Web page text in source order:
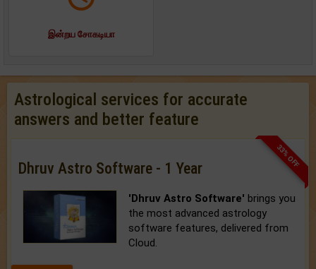
இன்றய சோகடியா
Astrological services for accurate
answers and better feature
33% OFF
Dhruv Astro Software - 1 Year
'Dhruv Astro Software' brings you
the most advanced astrology
software features, delivered from
Cloud.